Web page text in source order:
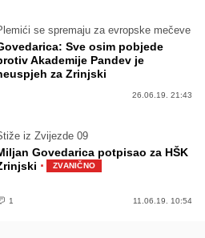
se spremaju za evropske mečeve
Sve osim pobjede
Akademije Pandev je
za Zrinjski
26.06.19. 21:43
iz Zvijezde 09
Govedarica potpisao za HŠK
· ZVANIČNO
1 11.06.19. 10:54